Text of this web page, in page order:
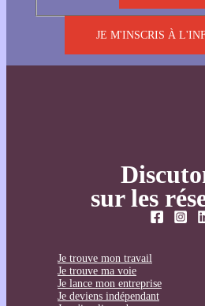
JE M'INSCRIS À
sur les
Je trouve mon travail
Je trouve ma voie
Je lance mon entreprise
Je deviens indépendant